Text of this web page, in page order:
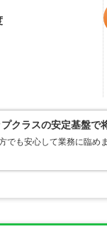
クラスの安定基盤で
でも安心して業務に臨